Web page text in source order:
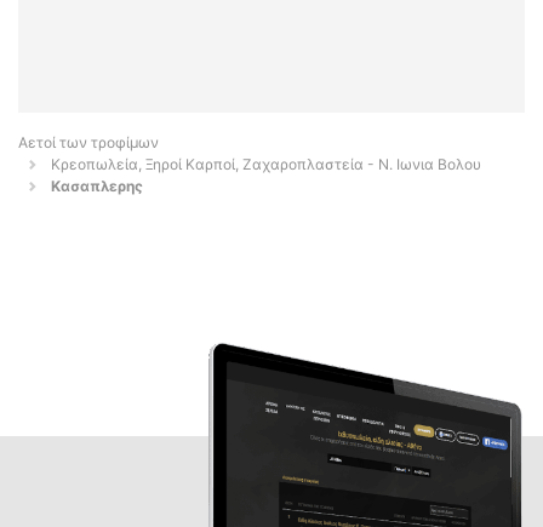
Αετοί των τροφίμων
Κρεοπωλεία, Ξηροί Καρποί, Ζαχαροπλαστεία - Ν. Ιωνια Βολου
Κασαπλερης